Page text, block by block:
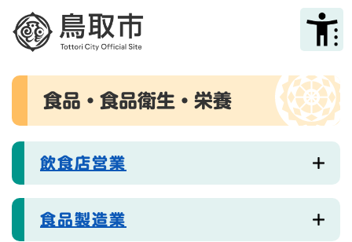
メニューを飛ばして本文へ
本
食品・食品衛生・栄養
飲食店営業
食品製造業